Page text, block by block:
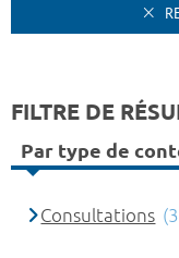
FILTRE DE
Par type de
Consultations